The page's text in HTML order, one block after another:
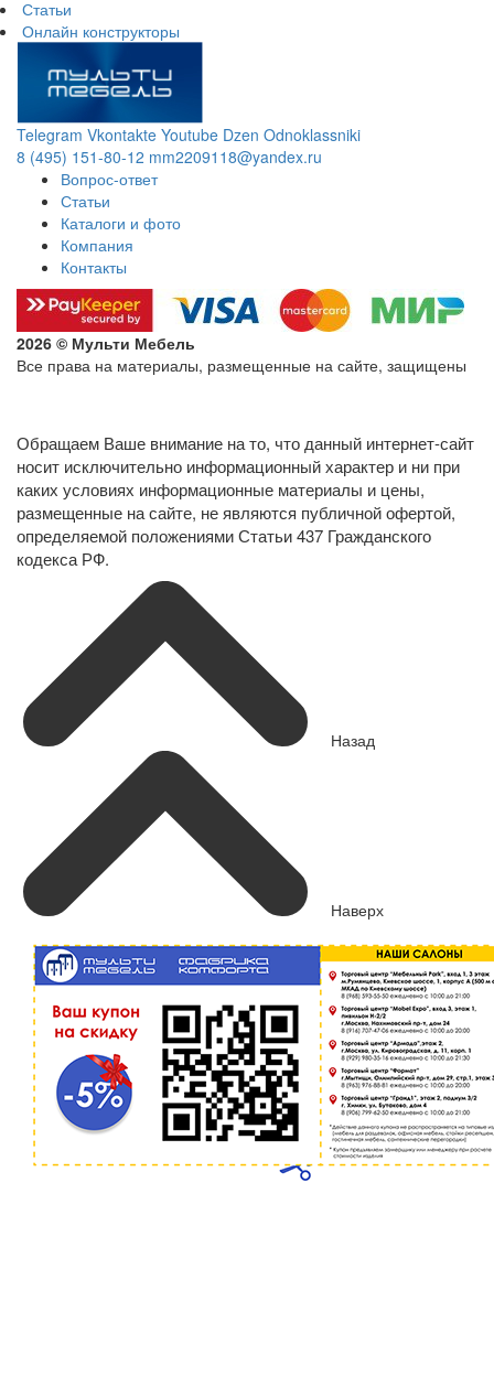
Статьи
Онлайн конструкторы
Telegram Vkontakte Youtube Dzen Odnoklassniki
8 (495) 151-80-12 mm2209118@yandex.ru
Вопрос-ответ
Статьи
Каталоги и фото
Компания
Контакты
2026 © Мульти Мебель
Все права на материалы, размещенные на сайте, защищены
Обращаем Ваше внимание на то, что данный интернет-сайт
носит исключительно информационный характер и ни при
каких условиях информационные материалы и цены,
размещенные на сайте, не являются публичной офертой,
определяемой положениями Статьи 437 Гражданского
кодекса РФ.
Назад
Наверх